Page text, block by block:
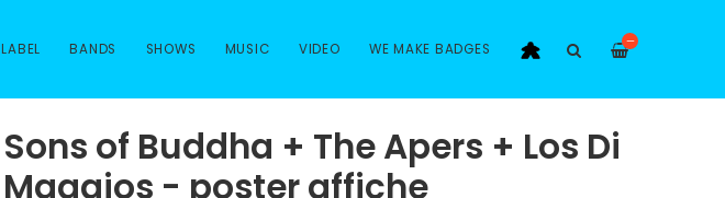
—
LABEL BANDS SHOWS MUSIC VIDEO WE MAKE BADGES
Sons of Buddha + The Apers + Los Di
Maggios - poster affiche